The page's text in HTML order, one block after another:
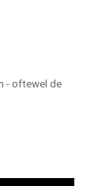
- oftewel de